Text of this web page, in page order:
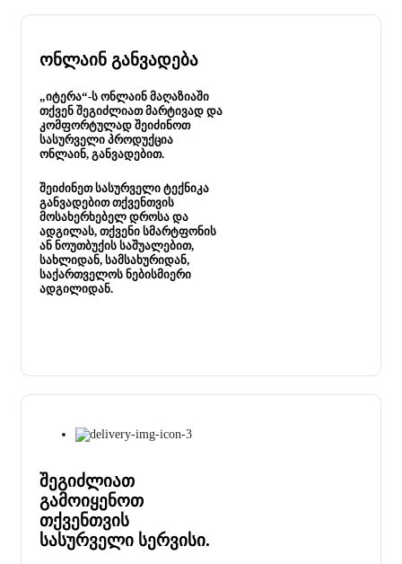
ონლაინ განვადება
„იტერა“-ს ონლაინ მაღაზიაში
თქვენ შეგიძლიათ მარტივად და
კომფორტულად შეიძინოთ
სასურველი პროდუქცია
ონლაინ, განვადებით.
შეიძინეთ სასურველი ტექნიკა
განვადებით თქვენთვის
მოსახერხებელ დროსა და
ადგილას, თქვენი სმარტფონის
ან ნოუთბუქის საშუალებით,
სახლიდან, სამსახურიდან,
საქართველოს ნებისმიერი
ადგილიდან.
შეგიძლიათ
გამოიყენოთ
თქვენთვის
სასურველი სერვისი.